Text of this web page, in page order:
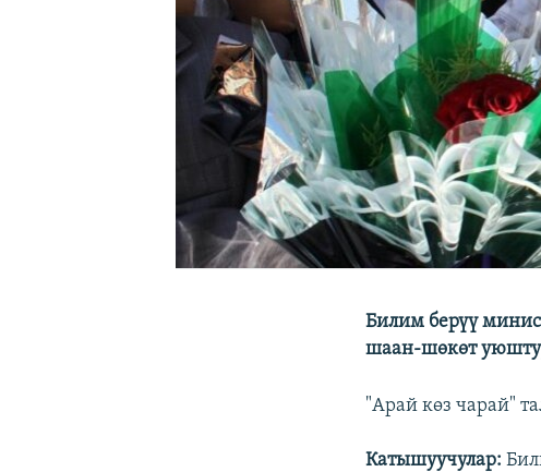
Билим берүү
шаан-шөкөт
"Арай көз чарай"
Катышуучулар: